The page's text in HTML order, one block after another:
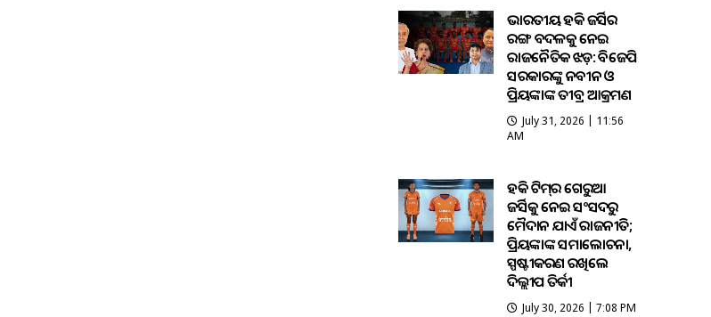
ଭାରତୀୟ ହକି ଜର୍ସିର
ରଙ୍ଗ ବଦଳକୁ ନେଇ
ରାଜନୈତିକ ଝଡ଼: ବିଜେପି
ସରକାରଙ୍କୁ ନବୀନ ଓ
ପ୍ରିୟଙ୍କାଙ୍କ ତୀବ୍ର ଆକ୍ରମଣ
July 31, 2026 | 11:56
AM
ହକି ଟିମ୍‌ର ଗେରୁଆ
ଜର୍ସିକୁ ନେଇ ସଂସଦରୁ
ମୈଦାନ ଯାଏଁ ରାଜନୀତି;
ପ୍ରିୟଙ୍କାଙ୍କ ସମାଲୋଚନା,
ସ୍ପଷ୍ଟୀକରଣ ରଖିଲେ
ଦିଲ୍ଲୀପ ତିର୍କୀ
July 30, 2026 | 7:08 PM